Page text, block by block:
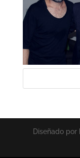
Diseñado por